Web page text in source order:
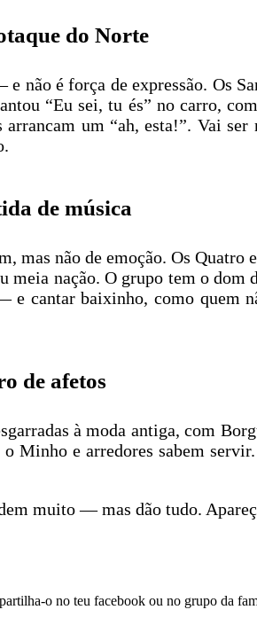
do Norte
não é força de expressão. Os
“Eu sei, tu és” no carro,
um “ah, esta!”. Vai
de música
mas não de emoção. Os
meia nação. O grupo tem o
cantar baixinho, como quem
de afetos
à moda antiga, com
Minho e arredores sabem
muito — mas dão tudo.
o no teu facebook ou no grupo da